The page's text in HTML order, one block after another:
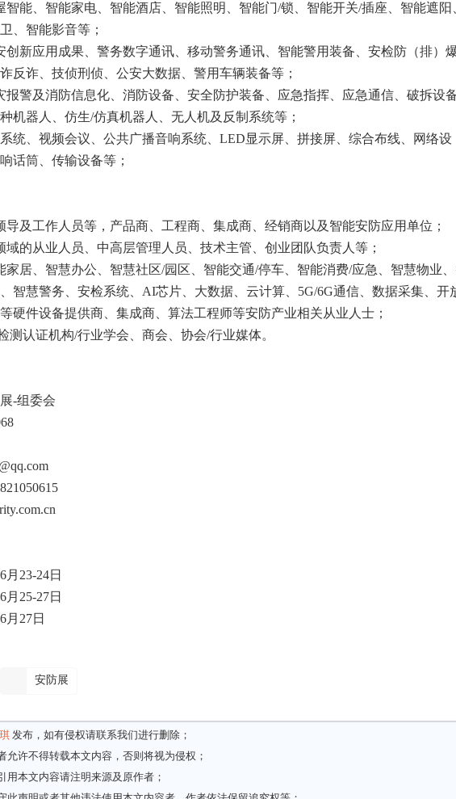
智能、智能家电、智能酒店、智能照明、智能门/锁、智能开关/插座、智能遮阳
、智能影音等；
创新应用成果、警务数字通讯、移动警务通讯、智能警用装备、安检防（排）爆
反诈、技侦刑侦、公安大数据、警用车辆装备等；
报警及消防信息化、消防设备、安全防护装备、应急指挥、应急通信、破拆设备
机器人、仿生/仿真机器人、无人机及反制系统等；
统、视频会议、公共广播音响系统、LED显示屏、拼接屏、综合布线、网络设
话筒、传输设备等；
导及工作人员等，产品商、工程商、集成商、经销商以及智能安防应用单位；
域的从业人员、中高层管理人员、技术主管、创业团队负责人等；
家居、智慧办公、智慧社区/园区、智能交通/停车、智能消费/应急、智慧物业
智慧警务、安检系统、AI芯片、大数据、云计算、5G/6G通信、数据采集、开
硬件设备提供商、集成商、算法工程师等安防产业相关从业人士；
测认证机构/行业学会、商会、协会/行业媒体。
-组委会
月23-24日
月25-27日
月27日
安防展
发布，如有侵权请联系我们进行删除；
允许不得转载本文内容，否则将视为侵权；
用本文内容请注明来源及原作者；